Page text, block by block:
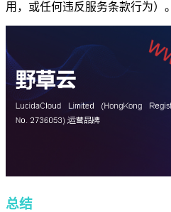
用，或任何违反服务条款行为）。
总结